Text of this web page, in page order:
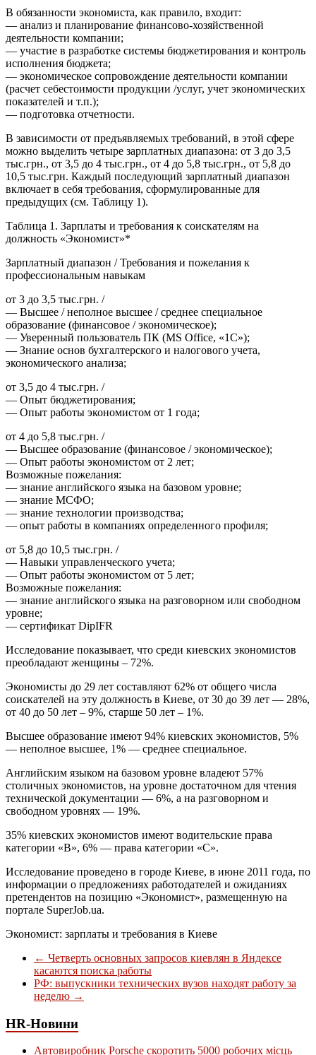
В обязанности экономиста, как правило, входит:
— анализ и планирование финансово-хозяйственной
деятельности компании;
— участие в разработке системы бюджетирования и контроль
исполнения бюджета;
— экономическое сопровождение деятельности компании
(расчет себестоимости продукции /услуг, учет экономических
показателей и т.п.);
— подготовка отчетности.
В зависимости от предъявляемых требований, в этой сфере
можно выделить четыре зарплатных диапазона: от 3 до 3,5
тыс.грн., от 3,5 до 4 тыс.грн., от 4 до 5,8 тыс.грн., от 5,8 до
10,5 тыс.грн. Каждый последующий зарплатный диапазон
включает в себя требования, сформулированные для
предыдущих (см. Таблицу 1).
Таблица 1. Зарплаты и требования к соискателям на
должность «Экономист»*
Зарплатный диапазон / Требования и пожелания к
профессиональным навыкам
от 3 до 3,5 тыс.грн. /
— Высшее / неполное высшее / среднее специальное
образование (финансовое / экономическое);
— Уверенный пользователь ПК (MS Office, «1С»);
— Знание основ бухгалтерского и налогового учета,
экономического анализа;
от 3,5 до 4 тыс.грн. /
— Опыт бюджетирования;
— Опыт работы экономистом от 1 года;
от 4 до 5,8 тыс.грн. /
— Высшее образование (финансовое / экономическое);
— Опыт работы экономистом от 2 лет;
Возможные пожелания:
— знание английского языка на базовом уровне;
— знание МСФО;
— знание технологии производства;
— опыт работы в компаниях определенного профиля;
от 5,8 до 10,5 тыс.грн. /
— Навыки управленческого учета;
— Опыт работы экономистом от 5 лет;
Возможные пожелания:
— знание английского языка на разговорном или свободном
уровне;
— сертификат DipIFR
Исследование показывает, что среди киевских экономистов
преобладают женщины – 72%.
Экономисты до 29 лет составляют 62% от общего числа
соискателей на эту должность в Киеве, от 30 до 39 лет — 28%,
от 40 до 50 лет – 9%, старше 50 лет – 1%.
Высшее образование имеют 94% киевских экономистов, 5%
— неполное высшее, 1% — среднее специальное.
Английским языком на базовом уровне владеют 57%
столичных экономистов, на уровне достаточном для чтения
технической документации — 6%, а на разговорном и
свободном уровнях — 19%.
35% киевских экономистов имеют водительские права
категории «В», 6% — права категории «С».
Исследование проведено в городе Киеве, в июне 2011 года, по
информации о предложениях работодателей и ожиданиях
претендентов на позицию «Экономист», размещенную на
портале SuperJob.ua.
Экономист: зарплаты и требования в Киеве
← Четверть основных запросов киевлян в Яндексе
касаются поиска работы
РФ: выпускники технических вузов находят работу за
неделю →
HR-Новини
Автовиробник Porsche скоротить 5000 робочих місць